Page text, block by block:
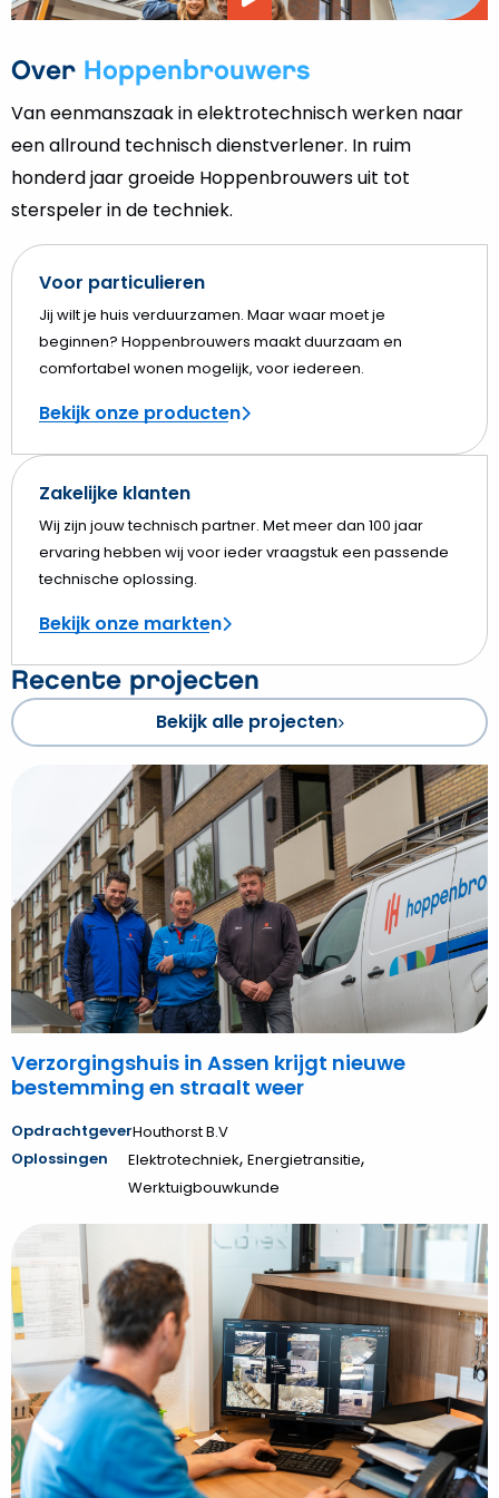
Over Hoppenbrouwers
Van eenmanszaak in elektrotechnisch werken naar
een allround technisch dienstverlener. In ruim
honderd jaar groeide Hoppenbrouwers uit tot
sterspeler in de techniek.
Voor particulieren
Jij wilt je huis verduurzamen. Maar waar moet je
beginnen? Hoppenbrouwers maakt duurzaam en
comfortabel wonen mogelijk, voor iedereen.
Bekijk onze producten
Zakelijke klanten
Wij zijn jouw technisch partner. Met meer dan 100 jaar
ervaring hebben wij voor ieder vraagstuk een passende
technische oplossing.
Bekijk onze markten
Video
Recente projecten
Bekijk alle projecten
Verzorgingshuis
Assen
krijgt
nieuwe
bestemming
en
straalt
weer
Verzorgingshuis in Assen krijgt nieuwe
bestemming en straalt weer
OpdrachtgeverHouthorst B.V
Oplossingen
Elektrotechniek, Energietransitie,
Werktuigbouwkunde
Hoppenbrouwers
bezorgt
PreZero
specialistisch
camerasysteem